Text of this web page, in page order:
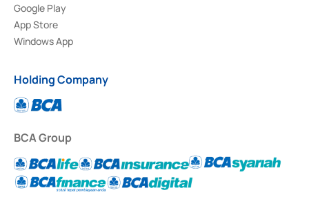
Google Play
App Store
Windows App
Holding Company
BCA Group